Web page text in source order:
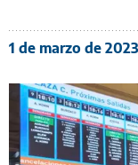
1 de marzo de 2023